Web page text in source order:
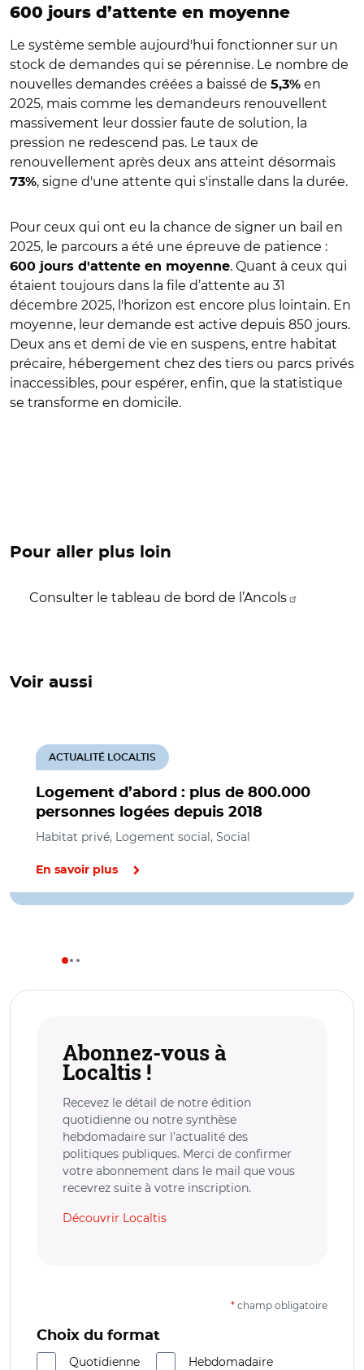
600 jours d’attente en moyenne
Le système semble aujourd'hui fonctionner sur un
stock de demandes qui se pérennise. Le nombre de
nouvelles demandes créées a baissé de 5,3% en
2025, mais comme les demandeurs renouvellent
massivement leur dossier faute de solution, la
pression ne redescend pas. Le taux de
renouvellement après deux ans atteint désormais
73%, signe d'une attente qui s'installe dans la durée.
Pour ceux qui ont eu la chance de signer un bail en
2025, le parcours a été une épreuve de patience :
600 jours d'attente en moyenne. Quant à ceux qui
étaient toujours dans la file d’attente au 31
décembre 2025, l'horizon est encore plus lointain. En
moyenne, leur demande est active depuis 850 jours.
Deux ans et demi de vie en suspens, entre habitat
précaire, hébergement chez des tiers ou parcs privés
inaccessibles, pour espérer, enfin, que la statistique
se transforme en domicile.
Pour aller plus loin
Consulter le tableau de bord de l’Ancols
Voir aussi
Logement d’abord : plus de 800.000
personnes logées depuis 2018
ACTUALITÉ LOCALTIS
Habitat privé, Logement social, Social
En savoir plus
Abonnez-vous à
Localtis !
Recevez le détail de notre édition
quotidienne ou notre synthèse
hebdomadaire sur l’actualité des
politiques publiques. Merci de confirmer
votre abonnement dans le mail que vous
recevrez suite à votre inscription.
Découvrir Localtis
* champ obligatoire
Choix du format
Quotidienne
Hebdomadaire